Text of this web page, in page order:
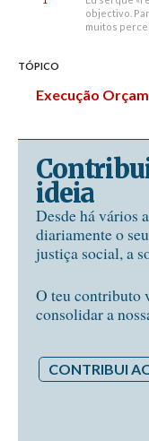
objectivo.
muitos
TÓPICO
Execução
ideia
Desde há vários
diariamente o
justiça social, a
O teu contributo
consolidar a
CONTRIBUI